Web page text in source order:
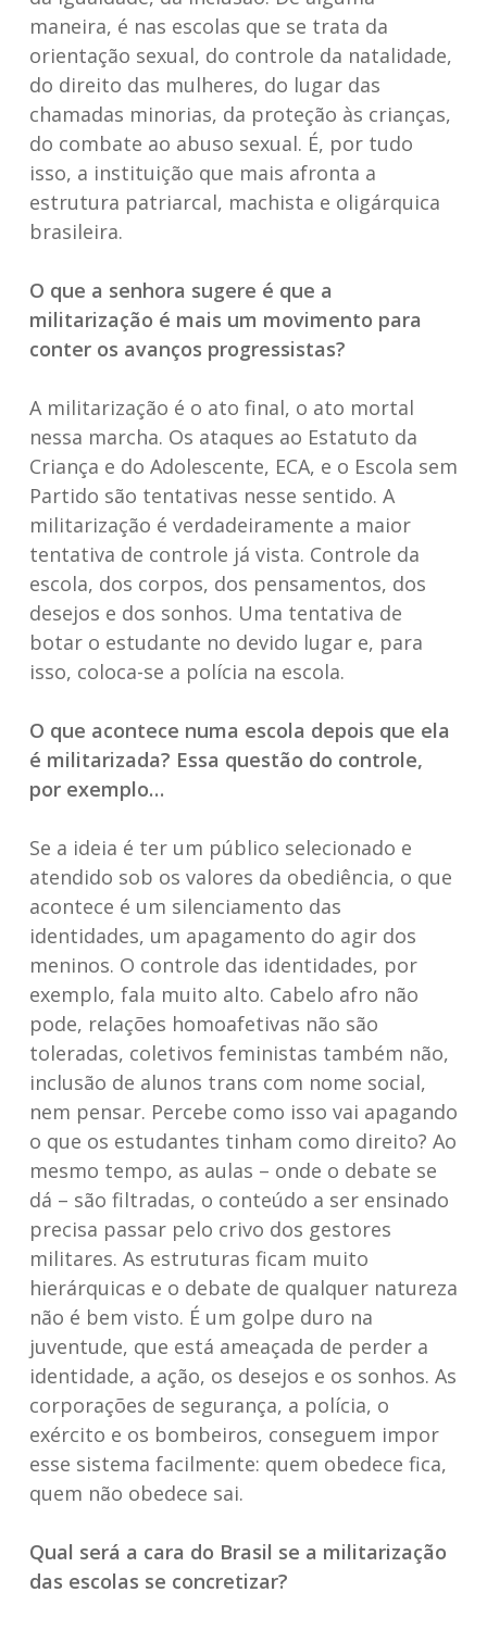
maneira, é nas escolas que se trata da
orientação sexual, do controle da natalidade,
do direito das mulheres, do lugar das
chamadas minorias, da proteção às crianças,
do combate ao abuso sexual. É, por tudo
isso, a instituição que mais afronta a
estrutura patriarcal, machista e oligárquica
brasileira.
O que a senhora sugere é que a
militarização é mais um movimento para
conter os avanços progressistas?
A militarização é o ato final, o ato mortal
nessa marcha. Os ataques ao Estatuto da
Criança e do Adolescente, ECA, e o Escola sem
Partido são tentativas nesse sentido. A
militarização é verdadeiramente a maior
tentativa de controle já vista. Controle da
escola, dos corpos, dos pensamentos, dos
desejos e dos sonhos. Uma tentativa de
botar o estudante no devido lugar e, para
isso, coloca-se a polícia na escola.
O que acontece numa escola depois que ela
é militarizada? Essa questão do controle,
por exemplo…
Se a ideia é ter um público selecionado e
atendido sob os valores da obediência, o que
acontece é um silenciamento das
identidades, um apagamento do agir dos
meninos. O controle das identidades, por
exemplo, fala muito alto. Cabelo afro não
pode, relações homoafetivas não são
toleradas, coletivos feministas também não,
inclusão de alunos trans com nome social,
nem pensar. Percebe como isso vai apagando
o que os estudantes tinham como direito? Ao
mesmo tempo, as aulas – onde o debate se
dá – são filtradas, o conteúdo a ser ensinado
precisa passar pelo crivo dos gestores
militares. As estruturas ficam muito
hierárquicas e o debate de qualquer natureza
não é bem visto. É um golpe duro na
juventude, que está ameaçada de perder a
identidade, a ação, os desejos e os sonhos. As
corporações de segurança, a polícia, o
exército e os bombeiros, conseguem impor
esse sistema facilmente: quem obedece fica,
quem não obedece sai.
Qual será a cara do Brasil se a militarização
das escolas se concretizar?